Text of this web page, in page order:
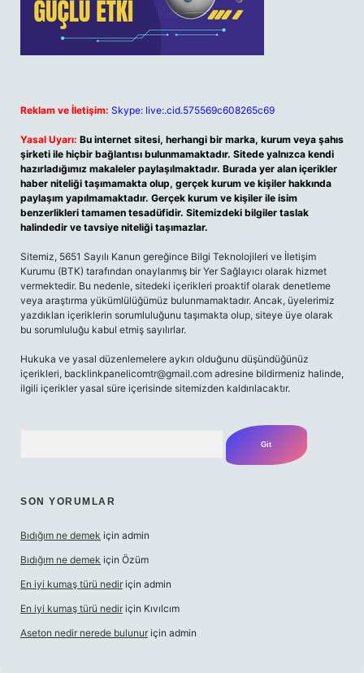
Reklam ve İletişim: Skype: live:.cid.575569c608265c69
Yasal Uyarı: Bu internet sitesi, herhangi bir marka, kurum veya şahıs
şirketi ile hiçbir bağlantısı bulunmamaktadır. Sitede yalnızca kendi
hazırladığımız makaleler paylaşılmaktadır. Burada yer alan içerikler
haber niteliği taşımamakta olup, gerçek kurum ve kişiler hakkında
paylaşım yapılmamaktadır. Gerçek kurum ve kişiler ile isim
benzerlikleri tamamen tesadüfidir. Sitemizdeki bilgiler taslak
halindedir ve tavsiye niteliği taşımazlar.
Sitemiz, 5651 Sayılı Kanun gereğince Bilgi Teknolojileri ve İletişim
Kurumu (BTK) tarafından onaylanmış bir Yer Sağlayıcı olarak hizmet
vermektedir. Bu nedenle, sitedeki içerikleri proaktif olarak denetleme
veya araştırma yükümlülüğümüz bulunmamaktadır. Ancak, üyelerimiz
yazdıkları içeriklerin sorumluluğunu taşımakta olup, siteye üye olarak
bu sorumluluğu kabul etmiş sayılırlar.
Hukuka ve yasal düzenlemelere aykırı olduğunu düşündüğünüz
içerikleri, backlinkpanelicomtr@gmail.com adresine bildirmeniz halinde,
ilgili içerikler yasal süre içerisinde sitemizden kaldırılacaktır.
SON YORUMLAR
Bıdığım ne demek için admin
Bıdığım ne demek için Özüm
En iyi kumaş türü nedir için admin
En iyi kumaş türü nedir için Kıvılcım
Aseton nedir nerede bulunur için admin